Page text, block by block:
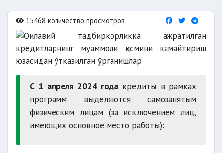
15468 количество просмотров
С 1 апреля 2024 года кредиты в рамках
программ выделяются самозанятым
физическим лицам (за исключением лиц,
имеющих основное место работы):